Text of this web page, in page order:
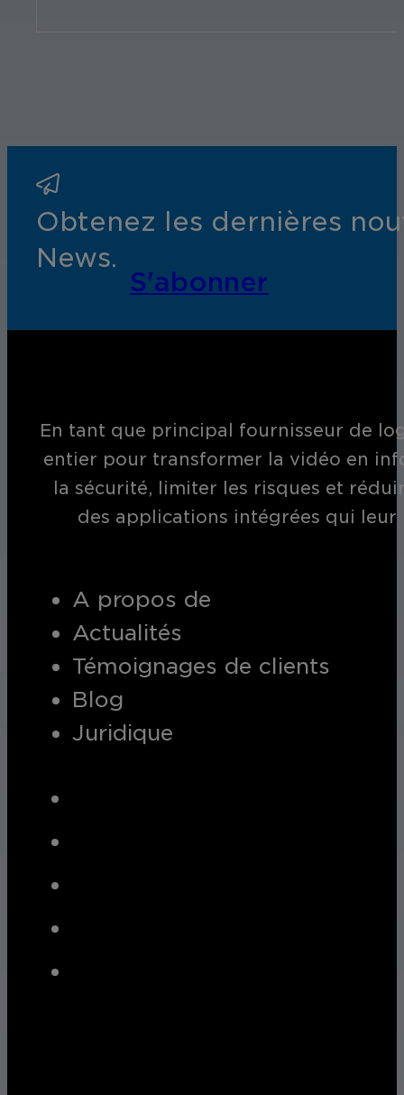
Obtenez les dernières
News.
S'abonner
En tant que principal fournisseur de
entier pour transformer la vidéo en
la sécurité, limiter les risques et
des applications intégrées qui
A propos de
Actualités
Témoignages de clients
Blog
Juridique